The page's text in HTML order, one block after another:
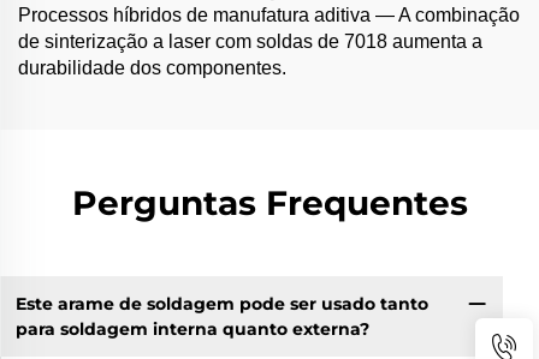
Processos híbridos de manufatura aditiva — A combinação
de sinterização a laser com soldas de 7018 aumenta a
durabilidade dos componentes.
Perguntas Frequentes
Este arame de soldagem pode ser usado tanto
para soldagem interna quanto externa?